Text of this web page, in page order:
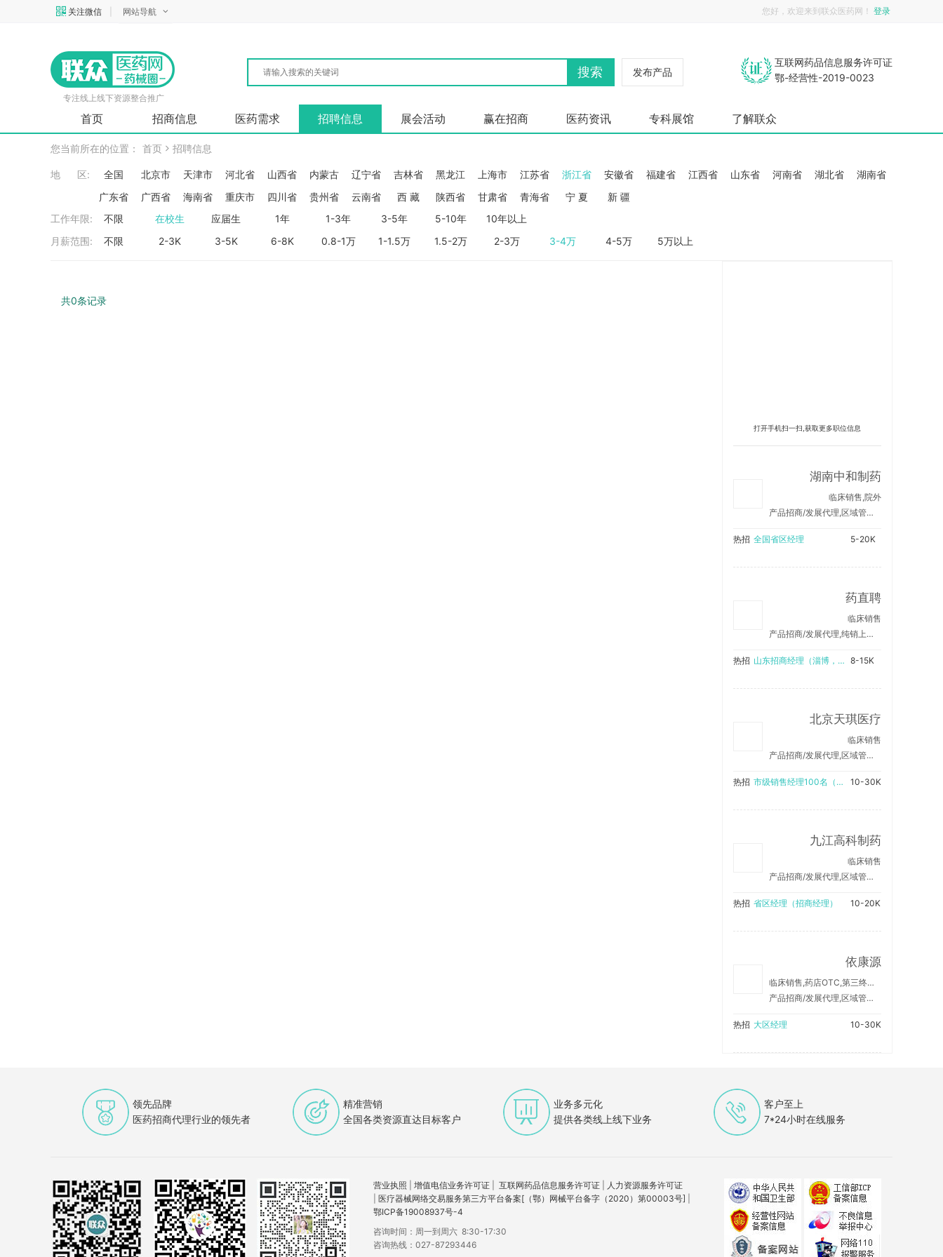
关注微信 网站导航 您好，欢迎来到联众医药网！ 登录
专注线上线下资源整合推广
互联网药品信息服务许可证
鄂-经营性-2019-0023
搜索 发布产品
首页 招商信息 医药需求 招聘信息 展会活动 赢在招商 医药资讯 专科展馆 了解联众
您当前所在的位置： 首页 招聘信息
地 区: 全国 北京市 天津市 河北省 山西省 内蒙古 辽宁省 吉林省 黑龙江 上海市 江苏省 浙江省 安徽省 福建省 江西省 山东省 河南省 湖北省
湖南省
广东省
广西省 海南省 重庆市 四川省 贵州省 云南省 西 藏 陕西省 甘肃省 青海省 宁 夏
新 疆
工作年限:
不限 在校生 应届生 1年 1-3年 3-5年 5-10年
10年以上
月薪范围:
不限 2-3K 3-5K 6-8K 0.8-1万 1-1.5万 1.5-2万 2-3万 3-4万 4-5万 5万以上
共0条记录
打开手机扫一扫,获取更多职位信息
湖南中和制药
临床销售,院外
产品招商/发展代理,区域管理/销售支持
热招 全国省区经理 5-20K
药直聘
临床销售
产品招商/发展代理,纯销上量/销售产品
热招 山东招商经理（淄博，东营，德州，滨州，临沂） 8-15K
北京天琪医疗
临床销售
产品招商/发展代理,区域管理/销售支持
热招 市级销售经理100名（在当地工作，可兼职） 10-30K
九江高科制药
临床销售
产品招商/发展代理,区域管理/销售支持,纯销上量/销售产品
热招 省区经理（招商经理） 10-20K
依康源
临床销售,药店OTC,第三终端,院外
产品招商/发展代理,区域管理/销售支持,纯销上量/销售产品
热招 大区经理 10-30K
领先品牌
医药招商代理行业的领先者
精准营销
全国各类资源直达目标客户
业务多元化
提供各类线上线下业务
客户至上
7*24小时在线服务
营业执照 增值电信业务许可证 互联网药品信息服务许可证
人力资源服务许可证
医疗器械网络交易服务第三方平台备案[（鄂）网械平台备字（2020）第00003号]
鄂ICP备19008937号-4
咨询时间：周一到周六 8:30-17:30
咨询热线：027-87293446